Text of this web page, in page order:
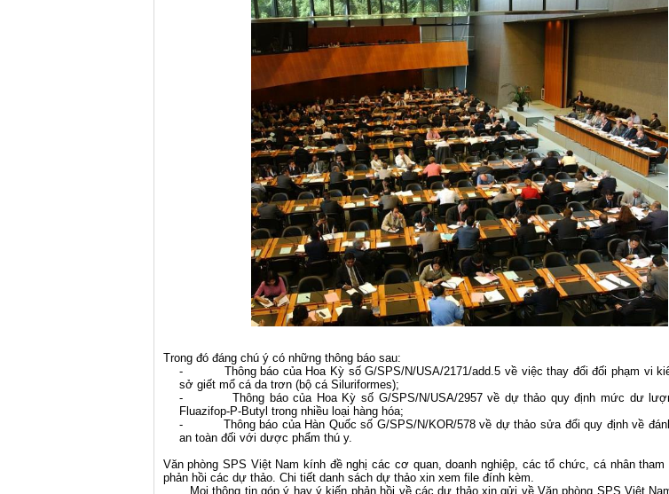
Trong đó đáng chú ý có những thông báo sau:
- Thông báo của Hoa Kỳ số G/SPS/N/USA/2171/add.5 về việc thay đổi đối phạm vi
sở giết mổ cá da trơn (bộ cá Siluriformes);
- Thông báo của Hoa Kỳ số G/SPS/N/USA/2957 về dự thảo quy định mức dư
Fluazifop-P-Butyl trong nhiều loại hàng hóa;
- Thông báo của Hàn Quốc số G/SPS/N/KOR/578 về dự thảo sửa đổi quy định về
an toàn đối với dược phẩm thú y.
Văn phòng SPS Việt Nam kính đề nghị các cơ quan, doanh nghiệp, các tổ chức, cá nhân
phản hồi các dự thảo. Chi tiết danh sách dự thảo xin xem file đính kèm.
Mọi thông tin góp ý hay ý kiến phản hồi về các dự thảo xin gửi về Văn phòng SPS Việt